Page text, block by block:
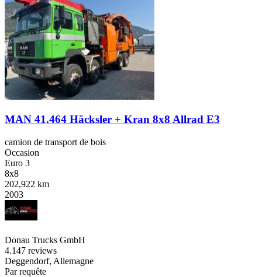
MAN 41.464 Häcksler + Kran 8x8 Allrad E3
camion de transport de bois
Occasion
Euro 3
8x8
202,922 km
2003
Donau Trucks GmbH
4.147 reviews
Deggendorf, Allemagne
Par requête